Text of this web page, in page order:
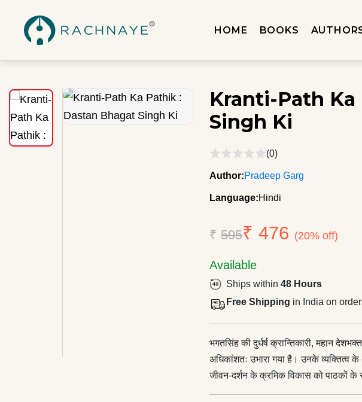
HOME BOOKS
Kranti-Path
Singh Ki
(0)
Author:Pradeep Garg
Language:Hindi
₹595₹ 476 (20% off)
Available
Ships within48 Hours
Free Shipping in India on
भगतसिंह की दुर्धर्ष क्रान्तिकारी, महान
अधिकांशतः उभारा गया है। उनके
जीवन-दर्शन के क्रमिक विकास को पाठकों के